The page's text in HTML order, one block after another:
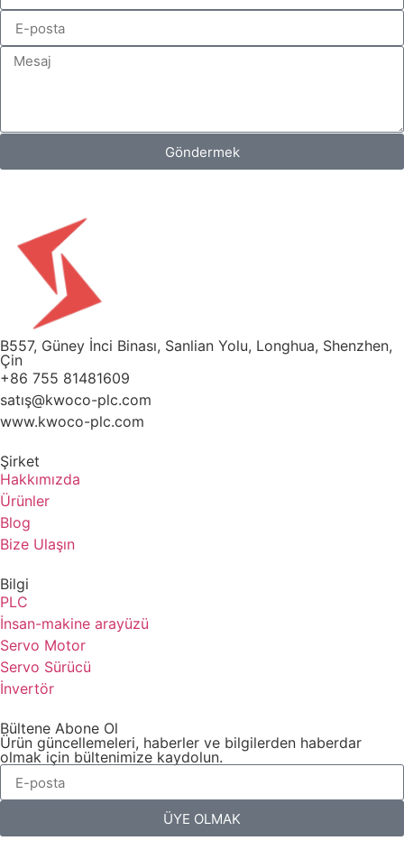
Göndermek
B557, Güney İnci Binası, Sanlian Yolu, Longhua, Shenzhen,
Çin
+86 755 81481609
satış@kwoco-plc.com
www.kwoco-plc.com
Şirket
Hakkımızda
Ürünler
Blog
Bize Ulaşın
Bilgi
PLC
İnsan-makine arayüzü
Servo Motor
Servo Sürücü
İnvertör
Bültene Abone Ol
Ürün güncellemeleri, haberler ve bilgilerden haberdar
olmak için bültenimize kaydolun.
ÜYE OLMAK